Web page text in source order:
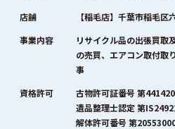
店舗
【稲毛店】千葉市稲毛
事業内容
リサイクル品の出張買取
の売買、エアコン取付取
事
資格許可
古物許可証番号 第
遺品整理士認定 第
解体許可番号 第